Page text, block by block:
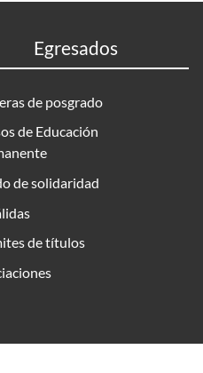
Egresados
de posgrado
de Educación
de solidaridad
de títulos